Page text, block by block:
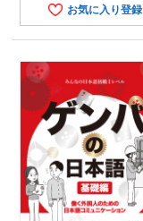
お気に入り登録